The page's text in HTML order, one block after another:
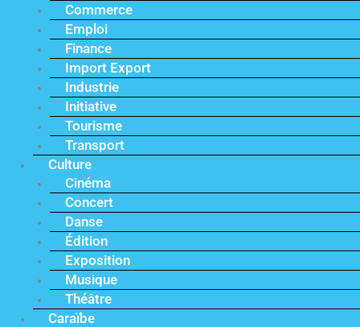
Commerce
Emploi
Finance
Import Export
Industrie
Initiative
Tourisme
Transport
Culture
Cinéma
Concert
Danse
Édition
Exposition
Musique
Théâtre
Caraïbe